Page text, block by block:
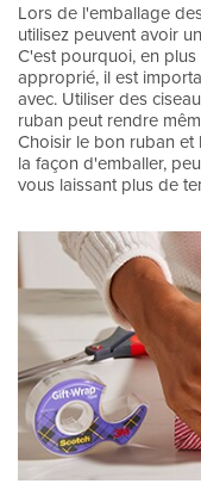
Lors de l'emballage
utilisez peuvent avoir
C'est pourquoi, en
approprié, il est
avec. Utiliser des
ruban peut rendre
Choisir le bon ruban et
la façon d'emballer,
vous laissant plus de